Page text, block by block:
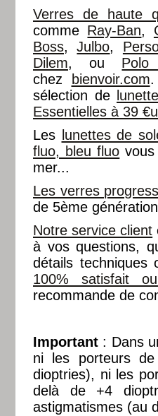
Verres de haute
comme Ray-Ban,
Boss,Julbo,
Dilem, ou
chez
bienvoir.com
sélection de
Essentielles à 39
Les
lunettes de
fluo, bleu fluo
mer...
Les verres
de 5ème
Notre service client
à vos questions,
détails
100% satisfait
recommande de
Important : Dans
ni les porteurs
dioptries), ni les
delà de +4
astigmatismes (au